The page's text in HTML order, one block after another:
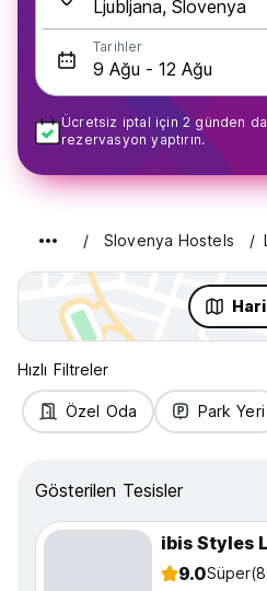
Tarihler
Ücretsiz iptal için 2 günden
rezervasyon yaptırın.
Slovenya Hostels
Hızlı Filtreler
Özel Oda Park Yeri
Gösterilen Tesisler
9.0Süper